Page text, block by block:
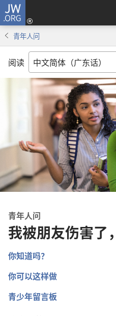
JW.ORG
青年人问
阅读
青年人问
我被朋友伤害了
你知道吗？
你可以这样做
青少年留言板